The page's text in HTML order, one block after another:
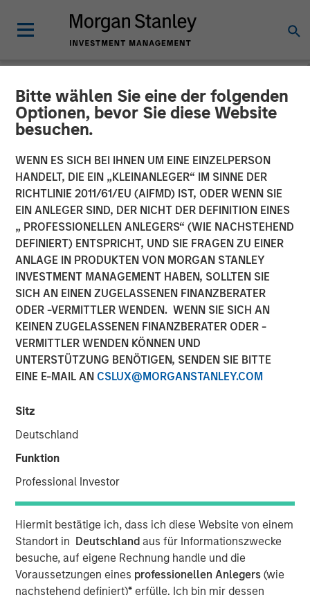
Bitte wählen Sie eine der folgenden
Optionen, bevor Sie diese Website
besuchen.
WENN ES SICH BEI IHNEN UM EINE EINZELPERSON
HANDELT, DIE EIN „KLEINANLEGER“ IM SINNE DER
RICHTLINIE 2011/61/EU (AIFMD) IST, ODER WENN SIE
EIN ANLEGER SIND, DER NICHT DER DEFINITION EINES
„ PROFESSIONELLEN ANLEGERS“ (WIE NACHSTEHEND
DEFINIERT) ENTSPRICHT, UND SIE FRAGEN ZU EINER
ANLAGE IN PRODUKTEN VON MORGAN STANLEY
INVESTMENT MANAGEMENT HABEN, SOLLTEN SIE
SICH AN EINEN ZUGELASSENEN FINANZBERATER
ODER -VERMITTLER WENDEN. WENN SIE SICH AN
KEINEN ZUGELASSENEN FINANZBERATER ODER -
VERMITTLER WENDEN KÖNNEN UND
UNTERSTÜTZUNG BENÖTIGEN, SENDEN SIE BITTE
EINE E-MAIL AN CSLUX@MORGANSTANLEY.COM
Sitz
Deutschland
Funktion
Professional Investor
Hiermit bestätige ich, dass ich diese Website von einem
Standort in Deutschland aus für Informationszwecke
besuche, auf eigene Rechnung handle und die
Voraussetzungen eines professionellen Anlegers(wie
nachstehend definiert)* erfülle. Ich bin mir dessen
NEWSROOM
Fisher Container Launches
Company Rebrand to PPC
Flexible Packaging
Fisher Container Holdings, LLC announces rebranding of
subsidiaries to unify corporate identity and reinforce
strong market presence.
26 FEBRUAR 2018
of custom flexible packaging for food and healthcare
industries, today announced the rebranding of its
Products Corporation, LLC (PPC) into the new entity PPC
Flexible Packaging. The comprehensive rebrand follows
Fisher’s 2017 acquisition of PPC and aims to reaffirm the
company’s strong market presence while unifying the
corporate identity of the two subsidiaries.
As part of the official rebranding launch, Fisher unveiled a